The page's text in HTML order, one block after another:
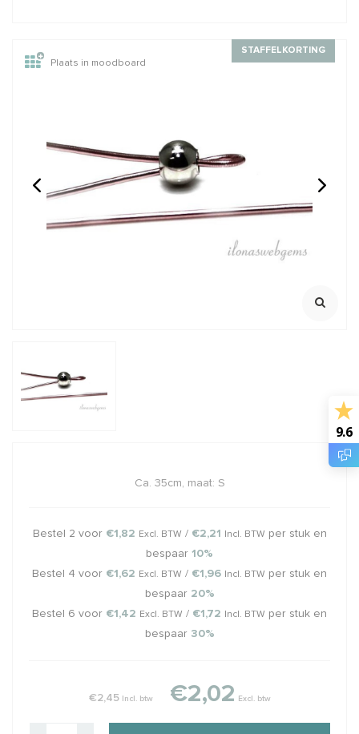
2 meter met naald
€2,45
€2,02 Excl. btw €2,02 Excl. btw
STAFFELKORTING
Plaats in moodboard
Ca. 35cm, maat: S
Bestel 2 voor €1,82 Excl. BTW / €2,21 Incl. BTW per stuk en
bespaar 10%
Bestel 4 voor €1,62 Excl. BTW / €1,96 Incl. BTW per stuk en
bespaar 20%
Bestel 6 voor €1,42 Excl. BTW / €1,72 Incl. BTW per stuk en
bespaar 30%
€2,45 Incl. btw €2,02 Excl. btw
9.6